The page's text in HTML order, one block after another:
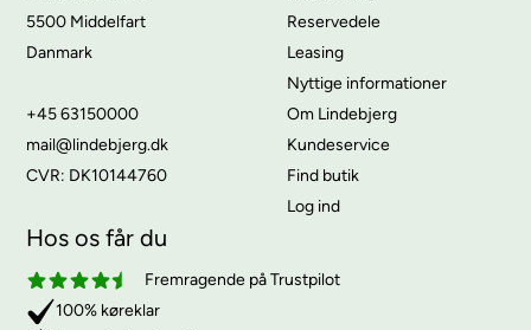
5500 Middelfart
Danmark
+45 63150000
mail@lindebjerg.dk
CVR: DK10144760
Reservedele
Leasing
Nyttige informationer
Om Lindebjerg
Kundeservice
Find butik
Log ind
Hos os får du
Fremragende på Trustpilot
100% køreklar